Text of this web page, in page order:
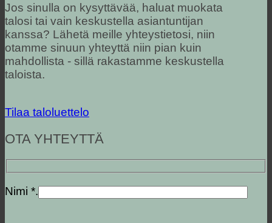
Jos sinulla on kysyttävää, haluat muokata
talosi tai vain keskustella asiantuntijan
kanssa? Lähetä meille yhteystietosi, niin
otamme sinuun yhteyttä niin pian kuin
mahdollista - sillä rakastamme keskustella
taloista.
Tilaa taloluettelo
OTA YHTEYTTÄ
Nimi *.